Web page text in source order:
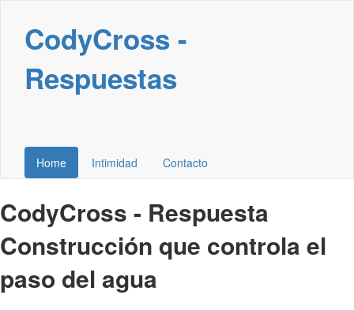
CodyCross -
Respuestas
Home Intimidad Contacto
CodyCross - Respuesta
Construcción que controla el
paso del agua